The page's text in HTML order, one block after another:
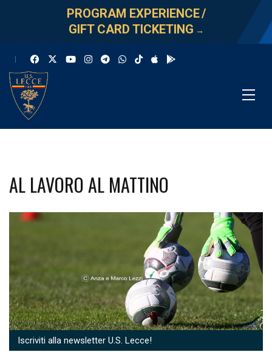
PROGRAM EXPERIENCE/
GIFT CARD TICKETING →
AL LAVORO AL MATTINO
Iscriviti alla newsletter U.S. Lecce!